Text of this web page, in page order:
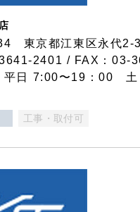
東京都江東区永代2-
2401 / FAX：03-
平日 7:00〜19：00 土
工事・取付可